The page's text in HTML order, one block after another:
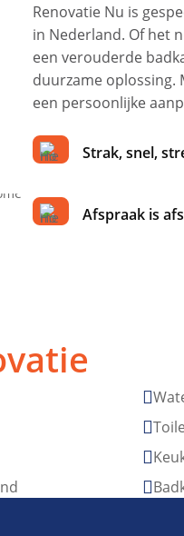
Renovatie Nu is
in Nederland. Of het
een verouderde
duurzame oplossing.
een persoonlijke
Strak, snel,
Afspraak is



